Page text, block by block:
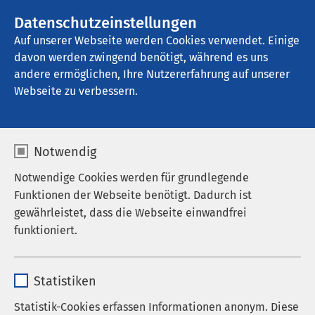
Datenschutzeinstellungen
Auf unserer Webseite werden Cookies verwendet. Einige
davon werden zwingend benötigt, während es uns
andere ermöglichen, Ihre Nutzererfahrung auf unserer
Webseite zu verbessern.
Notwendig
Notwendige Cookies werden für grundlegende
Funktionen der Webseite benötigt. Dadurch ist
gewährleistet, dass die Webseite einwandfrei
funktioniert.
Anbieter sgalinski
Statistiken
Statistik-Cookies erfassen Informationen anonym. Diese
AMEOS Poliklinika Anklam
Aktuelles
Nachrichten